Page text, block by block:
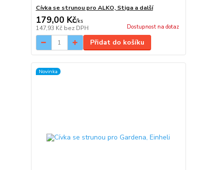
Cívka se strunou pro ALKO, Stiga a další
179,00 Kč/ks
147,93 Kč bez DPH Dostupnost na dotaz
Přidat do košíku
Novinka